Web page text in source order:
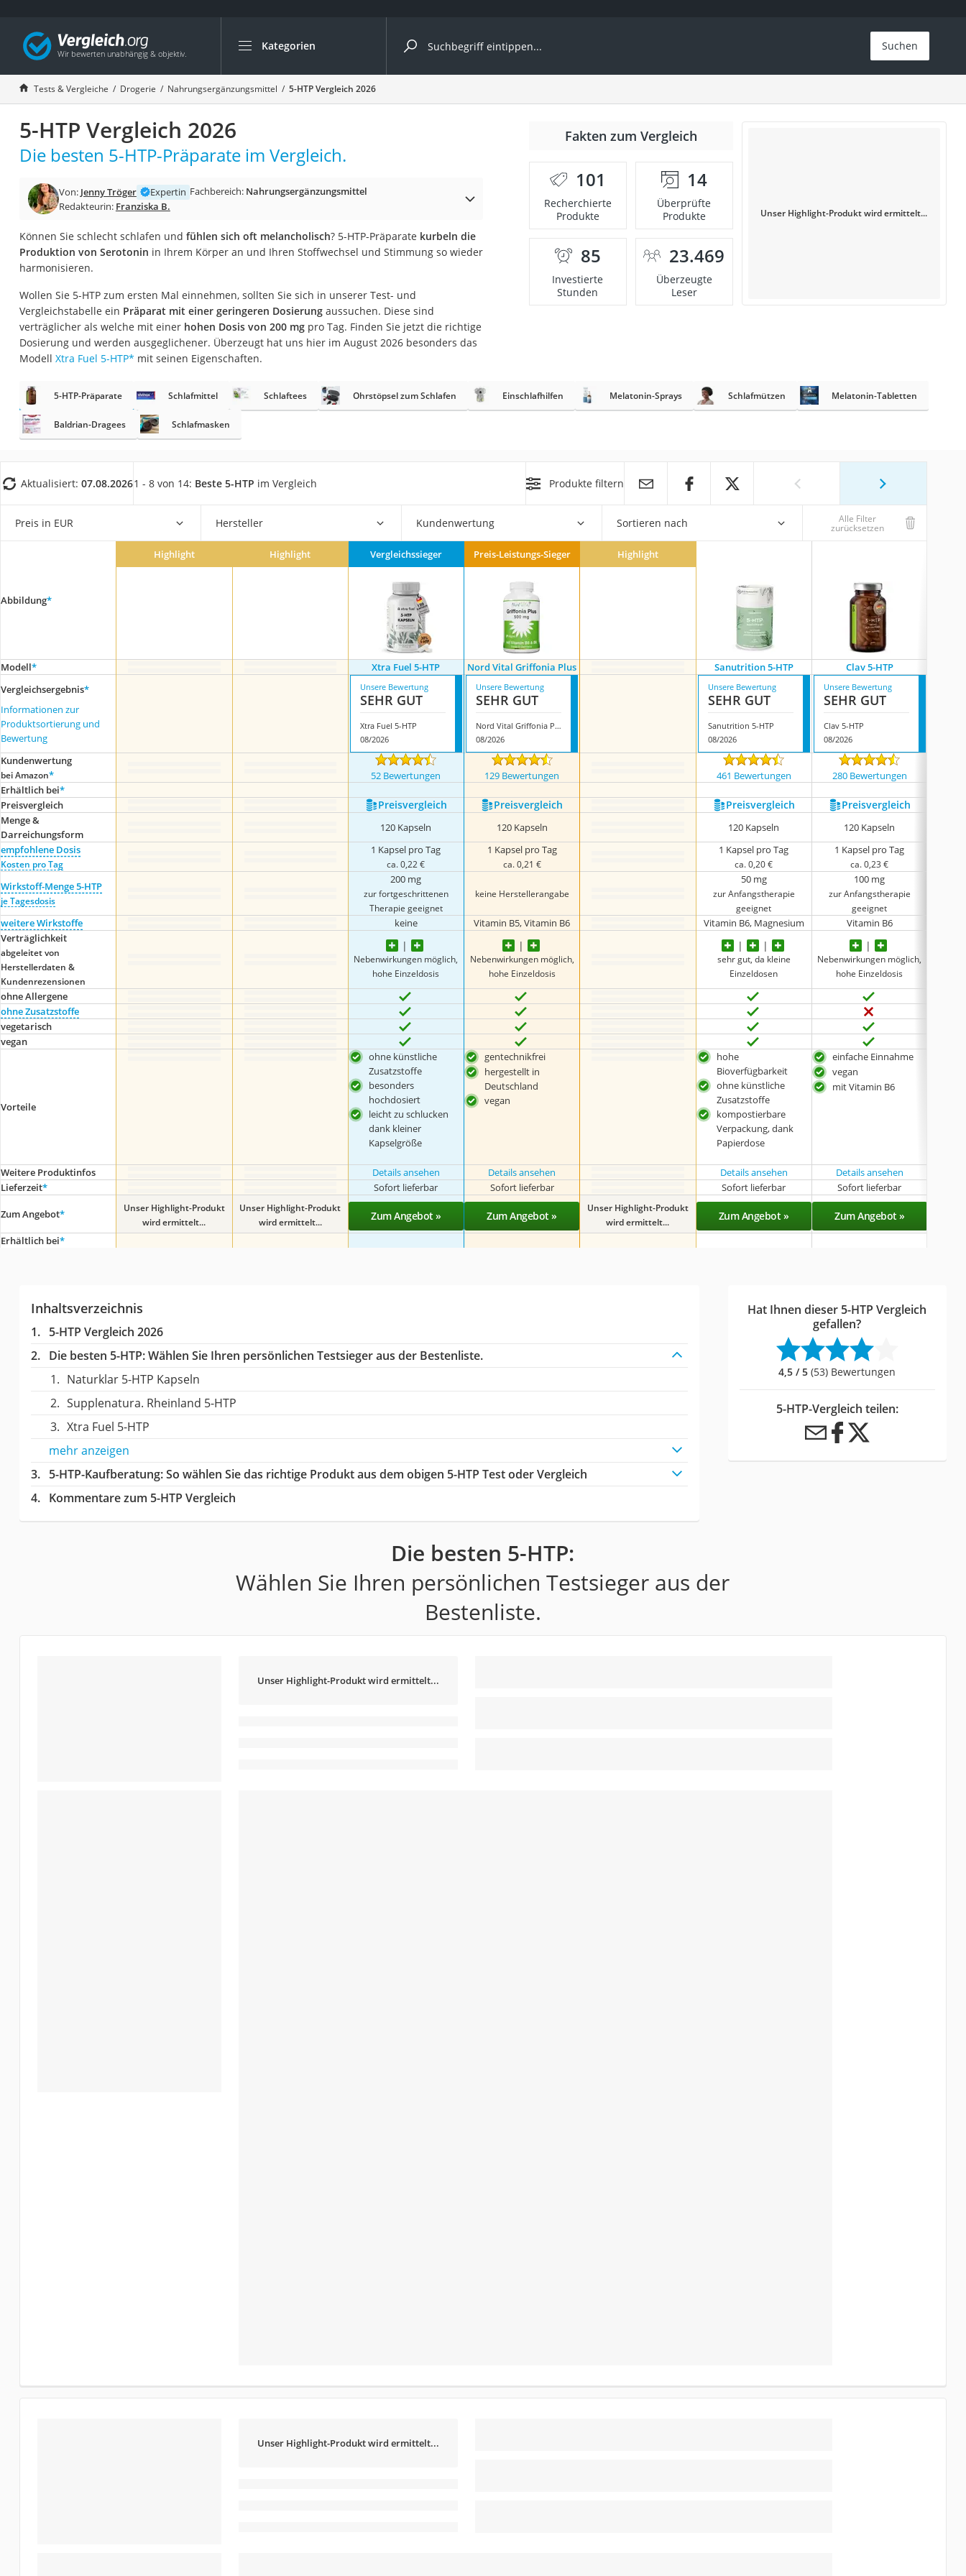
Kategorien
Die beliebtesten Vergleiche nach Kategorie
Drogerie
Inhalator
Haarschneider
Rollator
Braun Rasierer
Katzenklappe (Chip)
Masturbator
Reisehaartrockner
Eiweißpulver
Magnesiumpräparat
Nackenmassagegerät
Zeckenschutz Katze
Schildkrötenhaus
Mineralfutter Pferd
Massagegerät
Suchen
Tests & Vergleiche Drogerie Nahrungsergänzungsmittel 5-HTP Vergleich 2026
5-HTP Vergleich 2026
Die besten 5-HTP-Präparate im Vergleich.
Von: Jenny Tröger Expertin Fachbereich: Nahrungsergänzungsmittel
Redakteurin: Franziska B.
Können Sie schlecht schlafen und fühlen sich oft melancholisch? 5-HTP-Präparate kurbeln die
Produktion von Serotonin in Ihrem Körper an und Ihren Stoffwechsel und Stimmung so wieder
harmonisieren.
Wollen Sie 5-HTP zum ersten Mal einnehmen, sollten Sie sich in unserer Test- und
Vergleichstabelle ein Präparat mit einer geringeren Dosierungaussuchen. Diese sind
verträglicher als welche mit einer hohen Dosis von 200 mgpro Tag. Finden Sie jetzt die richtige
Dosierung und werden ausgeglichener. Überzeugt hat uns hier im August 2026 besonders das
Modell Xtra Fuel 5-HTP* mit seinen Eigenschaften.
Fakten zum Vergleich
101
Recherchierte
Produkte
14
Überprüfte
Produkte
85
Investierte
Stunden
23.469
Überzeugte
Leser
Unser Highlight-Produkt wird ermittelt...
5-HTP-Präparate Schlafmittel Schlaftees Ohrstöpsel zum Schlafen Einschlafhilfen Melatonin-Sprays Schlafmützen Melatonin-Tabletten
Baldrian-Dragees Schlafmasken
Aktualisiert: 07.08.20261 - 8 von 14: Beste 5-HTP im Vergleich Produkte filtern
Preis in EUR Hersteller Kundenwertung Sortieren nach Alle Filter
zurücksetzen
Abbildung*
Highlight Highlight Vergleichssieger Preis-Leistungs-Sieger Highlight
Modell* Xtra Fuel 5-HTP Nord Vital Griffonia Plus Sanutrition 5-HTP Clav 5-HTP
Vergleichsergebnis*
Informationen zur
Produktsortierung und
Bewertung
Unsere Bewertung
SEHR GUT
Xtra Fuel 5-HTP
08/2026
Unsere Bewertung
SEHR GUT
Nord Vital Griffonia Plus
08/2026
Unsere Bewertung
SEHR GUT
Sanutrition 5-HTP
08/2026
Unsere Bewertung
SEHR GUT
Clav 5-HTP
08/2026
Kundenwertung
bei Amazon* 52 Bewertungen 129 Bewertungen 461 Bewertungen 280 Bewertungen
Erhältlich bei*
Preis­vergleich
Preis­vergleich Preis­vergleich Preis­vergleich Preis­vergleich
Menge &
Darreichungsform
120 Kapseln 120 Kapseln 120 Kapseln 120 Kapseln
empfohlene Dosis
Kosten pro Tag
1 Kapsel pro Tag
ca. 0,22 €
1 Kapsel pro Tag
ca. 0,21 €
1 Kapsel pro Tag
ca. 0,20 €
1 Kapsel pro Tag
ca. 0,23 €
Wirkstoff-Menge 5-HTP
je Tagesdosis
200 mg
zur fortgeschrittenen
Therapie geeignet
keine Herstellerangabe
50 mg
zur Anfangstherapie
geeignet
100 mg
zur Anfangstherapie
geeignet
weitere Wirkstoffe keine Vitamin B5, Vitamin B6 Vitamin B6, Magnesium
Vitamin B6
Verträglichkeit
abgeleitet von
Herstellerdaten &
Kundenrezensionen
Nebenwirkungen möglich,
hohe Einzeldosis
Nebenwirkungen möglich,
hohe Einzeldosis
sehr gut, da kleine
Einzeldosen
Nebenwirkungen möglich,
hohe Einzeldosis
ohne Allergene
ohne Zusatzstoffe
vegetarisch
vegan
Vorteile
ohne künstliche
Zusatzstoffe
besonders
hochdosiert
leicht zu schlucken
dank kleiner
Kapselgröße
gentechnikfrei
hergestellt in
Deutschland
vegan
hohe
Bioverfügbarkeit
ohne künstliche
Zusatzstoffe
kompostierbare
Verpackung, dank
Papierdose
einfache Einnahme
vegan
mit Vitamin B6
Weitere Produktinfos
Details ansehen Details ansehen Details ansehen
Details ansehen
Lieferzeit* Sofort lieferbar Sofort lieferbar Sofort lieferbar Sofort lieferbar
Zum Angebot*
Unser Highlight-Produkt
wird ermittelt...
Unser Highlight-Produkt
wird ermittelt...
Zum Angebot » Zum Angebot »
Unser Highlight-Produkt
wird ermittelt...
Zum Angebot » Zum Angebot »
Erhältlich bei*
Inhaltsverzeichnis
5-HTP Vergleich 2026
Die besten 5-HTP:Wählen Sie Ihren persönlichen Testsieger aus der Bestenliste.
Naturklar 5-HTP Kapseln
Supplenatura. Rheinland 5-HTP
Xtra Fuel 5-HTP
mehr anzeigen
5-HTP-Kaufberatung: So wählen Sie das richtige Produkt aus dem obigen 5-HTP Test oder Vergleich
Kommentare zum 5-HTP Vergleich
Hat Ihnen dieser 5-HTP Vergleich
gefallen?
4,5 / 5 (53) Bewertungen
5-HTP-Vergleich teilen:
Die besten 5-HTP:
Wählen Sie Ihren persönlichen Testsieger aus der
Bestenliste.
Unser Highlight-Produkt wird ermittelt...
Unser Highlight-Produkt wird ermittelt...